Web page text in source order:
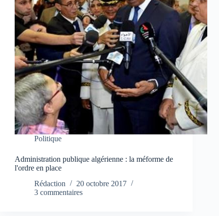
Politique
Administration publique algérienne : la méforme de
l'ordre en place
Rédaction
20 octobre 2017
3 commentaires